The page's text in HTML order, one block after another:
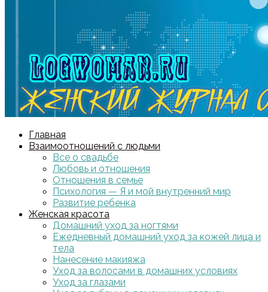
Главная
Взаимоотношений с людьми
Все о свадьбе
Любовь и отношения
Отношения в семье
Психология — Я и мой внутренний мир
Развитие ребенка
Женская красота
Домашний уход за ногтями
Ежедневный домашний уход за кожей лица и
тела
Нанесение макияжа
Уход за волосами в домашних условиях
Уход за глазами